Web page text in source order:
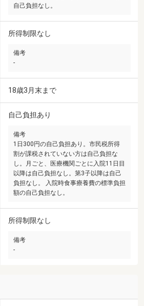
自己負担なし。
所得制限なし
備考
-
18歳3月末まで
自己負担あり
備考
1日300円の自己負担あり。市民税所得
割が課税されていない方は自己負担な
し。月ごと、医療機関ごとに入院11日目
以降は自己負担なし。第3子以降は自己
負担なし。 入院時食事療養費の標準負担
額の自己負担なし。
所得制限なし
備考
-